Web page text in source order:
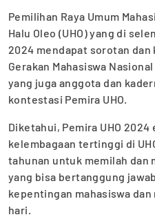
Pemilihan Raya Umum
Halu Oleo (UHO) yang di
2024 mendapat sorotan
Gerakan Mahasiswa
yang juga anggota dan
kontestasi Pemira UHO.
Diketahui, Pemira UHO
kelembagaan tertinggi di
tahunan untuk memilah dan
yang bisa bertanggung
kepentingan mahasiswa
hari.